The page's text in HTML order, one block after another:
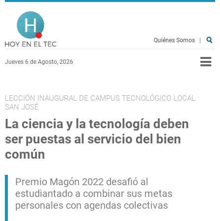
Pasar al contenido principal
Jueves 6 de Agosto, 2026
Quiénes Somos
LECCIÓN INAUGURAL DE CAMPUS TECNOLÓGICO LOCAL
SAN JOSÉ
La ciencia y la tecnología deben
ser puestas al servicio del bien
común
Premio Magón 2022 desafió al
estudiantado a combinar sus metas
personales con agendas colectivas